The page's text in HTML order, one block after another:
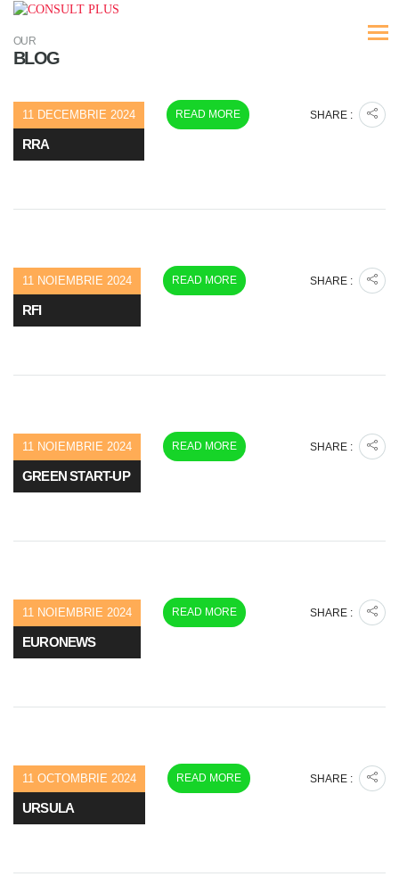
OUR
BLOG
11 DECEMBRIE 2024
RRA
READ MORE SHARE :
11 NOIEMBRIE 2024
RFI
READ MORE SHARE :
11 NOIEMBRIE 2024
GREEN START-UP
READ MORE SHARE :
11 NOIEMBRIE 2024
EURONEWS
READ MORE SHARE :
11 OCTOMBRIE 2024
URSULA
READ MORE SHARE :